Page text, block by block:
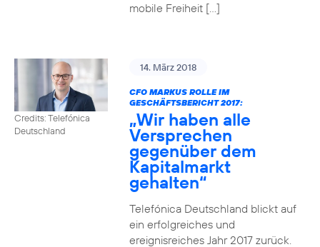
mobile Freiheit […]
Credits: Telefónica
Deutschland
14. März 2018
CFO MARKUS ROLLE IM
GESCHÄFTSBERICHT 2017:
„Wir haben alle
Versprechen
gegenüber dem
Kapitalmarkt
gehalten“
Telefónica Deutschland blickt auf
ein erfolgreiches und
ereignisreiches Jahr 2017 zurück.